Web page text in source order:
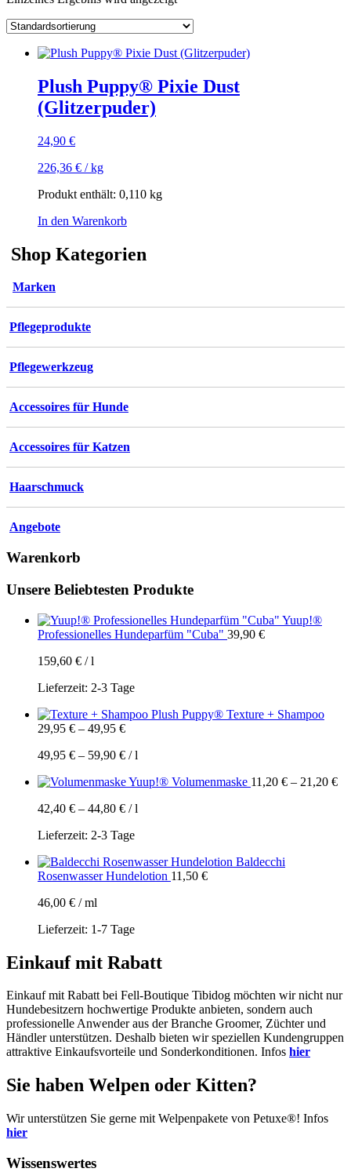
Plush Puppy® Pixie Dust
(Glitzerpuder)
24,90 €
226,36 € /kg
Produkt enthält: 0,110 kg
In den Warenkorb
Shop Kategorien
Marken
Pflegeprodukte
Pflegewerkzeug
Accessoires für Hunde
Accessoires für Katzen
Haarschmuck
Angebote
Warenkorb
Unsere Beliebtesten Produkte
Yuup!®
Professionelles Hundeparfüm "Cuba" 39,90 €
159,60 € /l
Lieferzeit: 2-3 Tage
Plush Puppy® Texture + Shampoo
29,95 € – 49,95 €
49,95 € – 59,90 € /l
Yuup!® Volumenmaske 11,20 € – 21,20 €
42,40 € – 44,80 € /l
Lieferzeit: 2-3 Tage
Baldecchi
Rosenwasser Hundelotion 11,50 €
46,00 € /ml
Lieferzeit: 1-7 Tage
Einkauf mit Rabatt
Einkauf mit Rabatt bei Fell-Boutique Tibidog möchten wir nicht nur
Hundebesitzern hochwertige Produkte anbieten, sondern auch
professionelle Anwender aus der Branche Groomer, Züchter und
Händler unterstützen. Deshalb bieten wir speziellen Kundengruppen
attraktive Einkaufsvorteile und Sonderkonditionen. Infos hier
Sie haben Welpen oder Kitten?
Wir unterstützen Sie gerne mit Welpenpakete von Petuxe®! Infos
hier
Wissenswertes